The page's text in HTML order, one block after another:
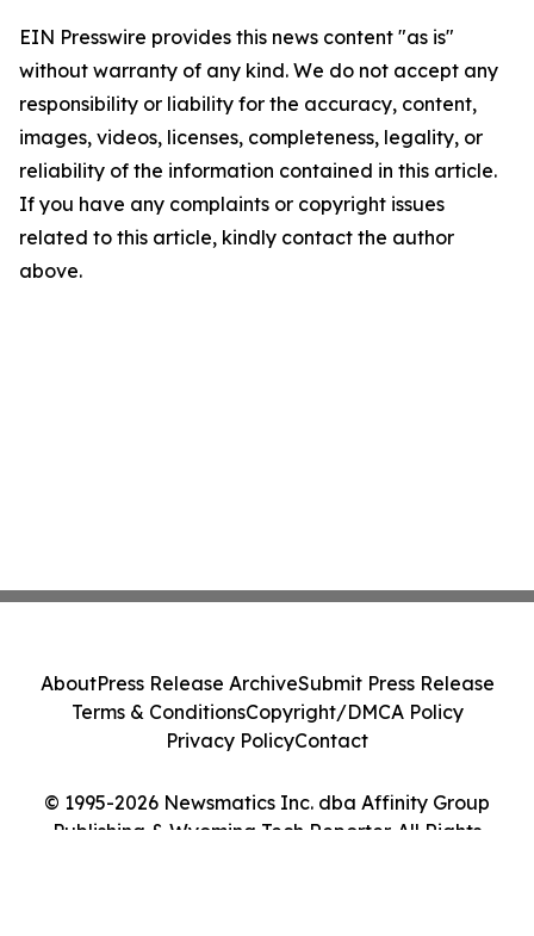
EIN Presswire provides this news content "as is"
without warranty of any kind. We do not accept any
responsibility or liability for the accuracy, content,
images, videos, licenses, completeness, legality, or
reliability of the information contained in this article.
If you have any complaints or copyright issues
related to this article, kindly contact the author
above.
© 1995-2026 Newsmatics Inc. dba Affinity Group
Publishing & Wyoming Tech Reporter. All Rights
AboutPress Release ArchiveSubmit Press Release
Terms & ConditionsCopyright/DMCA Policy
Privacy PolicyContact